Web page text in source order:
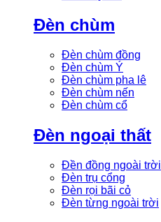
Đèn chùm
Đèn chùm đồng
Đèn chùm Ý
Đèn chùm pha lê
Đèn chùm nến
Đèn chùm cổ
Đèn ngoại thất
Đền đồng ngoài trời
Đèn trụ cổng
Đèn rọi bãi cỏ
Đèn từng ngoài trời